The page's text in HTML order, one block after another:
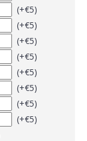
(+€5)
(+€5)
(+€5)
(+€5)
(+€5)
(+€5)
(+€5)
(+€5)